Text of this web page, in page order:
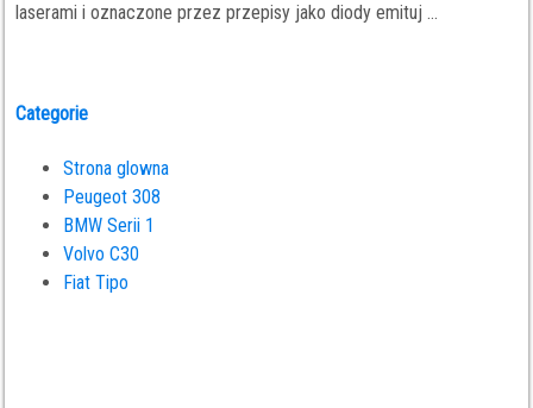
laserami i oznaczone przez przepisy jako diody emituj ...
Categorie
Strona glowna
Peugeot 308
BMW Serii 1
Volvo C30
Fiat Tipo